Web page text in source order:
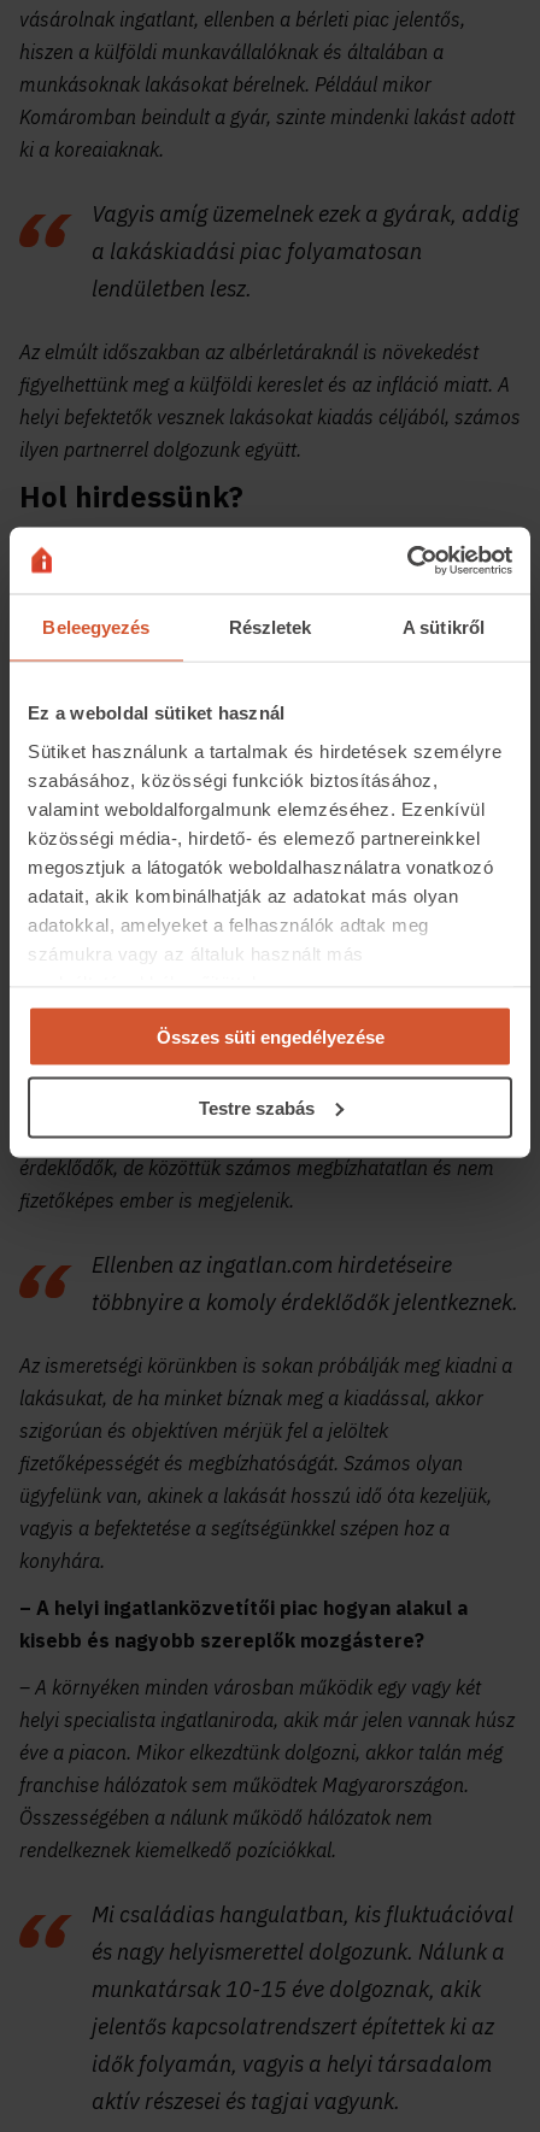
Beleegyezés Részletek A sütikről
Ez a weboldal sütiket használ
Sütiket használunk a tartalmak és hirdetések személyre
szabásához, közösségi funkciók biztosításához,
valamint weboldalforgalmunk elemzéséhez. Ezenkívül
közösségi média-, hirdető- és elemező partnereinkkel
megosztjuk a látogatók weboldalhasználatra vonatkozó
adatait, akik kombinálhatják az adatokat más olyan
adatokkal, amelyeket a felhasználók adtak meg
számukra vagy az általuk használt más
Összes süti engedélyezése
Testre szabás
vásárolnak ingatlant, ellenben a bérleti piac jelentős,
hiszen a külföldi munkavállalóknak és általában a
munkásoknak lakásokat bérelnek. Például mikor
Komáromban beindult a gyár, szinte mindenki lakást adott
ki a koreaiaknak.
Vagyis amíg üzemelnek ezek a gyárak, addig
a lakáskiadási piac folyamatosan
lendületben lesz.
Az elmúlt időszakban az albérletáraknál is növekedést
figyelhettünk meg a külföldi kereslet és az infláció miatt. A
helyi befektetők vesznek lakásokat kiadás céljából, számos
ilyen partnerrel dolgozunk együtt.
Hol hirdessünk?
honlapok, amelyeken Önök is rendszeresen jelen
vannak?
alapozhatunk meg. Az ingatlan.com természetesen
megkerülhetetlen, de már húsz éve dolgozunk a helyi
piacon, vagyis az elismertségünk is jelentős. A hirdetések
mellett a marketingre is költünk. A közösségi
médiumokban szintén jelen vagyunk, sőt, a social
médiában megjelenő posztjainkat külsős megbízott készíti.
– Hol érdemes hirdetni, hamegbízható bérlőt
akarunk találni a kiadó lakásunkra, hiszen bár csábító
érkezhetnek az érdeklődők?
– Mi is azt mondjuk a megbízóinknak, hogy ha
magánszemélyként felteszik a hirdetésüket a közösségi
oldalakra, akkor ugyan nagy számban érkeznek az
érdeklődők, de közöttük számos megbízhatatlan és nem
fizetőképes ember is megjelenik.
Ellenben az ingatlan.com hirdetéseire
többnyire a komoly érdeklődők jelentkeznek.
Az ismeretségi körünkben is sokan próbálják meg kiadni a
lakásukat, de ha minket bíznak meg a kiadással, akkor
szigorúan és objektíven mérjük fel a jelöltek
fizetőképességét és megbízhatóságát. Számos olyan
ügyfelünk van, akinek a lakását hosszú idő óta kezeljük,
vagyis a befektetése a segítségünkkel szépen hoz a
konyhára.
– A helyi ingatlanközvetítői piac hogyan alakul a
kisebb és nagyobb szereplők mozgástere?
– A környéken minden városban működik egy vagy két
helyi specialista ingatlaniroda, akik már jelen vannak húsz
éve a piacon. Mikor elkezdtünk dolgozni, akkor talán még
franchise hálózatok sem működtek Magyarországon.
Összességében a nálunk működő hálózatok nem
rendelkeznek kiemelkedő pozíciókkal.
Mi családias hangulatban, kis fluktuációval
és nagy helyismerettel dolgozunk. Nálunk a
munkatársak 10-15 éve dolgoznak, akik
jelentős kapcsolatrendszert építettek ki az
idők folyamán, vagyis a helyi társadalom
aktív részesei és tagjai vagyunk.